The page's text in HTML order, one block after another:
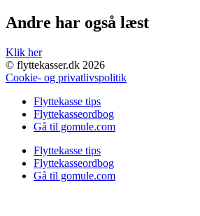
Andre har også læst
Klik her
© flyttekasser.dk 2026
Cookie- og privatlivspolitik
Flyttekasse tips
Flyttekasseordbog
Gå til gomule.com
Flyttekasse tips
Flyttekasseordbog
Gå til gomule.com